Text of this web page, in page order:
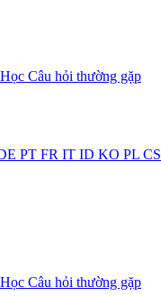
Học Câu hỏi thường gặp
PT FR IT ID KO PL CS
Học Câu hỏi thường gặp